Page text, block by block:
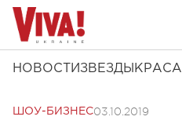
НОВОСТИ ЗВЕЗДЫ КРАСА
ШОУ-БИЗНЕС03.10.2019